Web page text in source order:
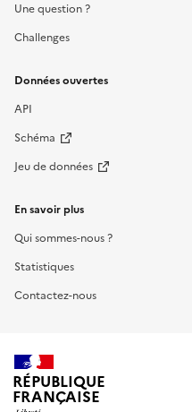
Une question ?
Challenges
Données ouvertes
API
Schéma
Jeu de données
En savoir plus
Qui sommes-nous ?
Statistiques
Contactez-nous
RÉPUBLIQUE
FRANÇAISE